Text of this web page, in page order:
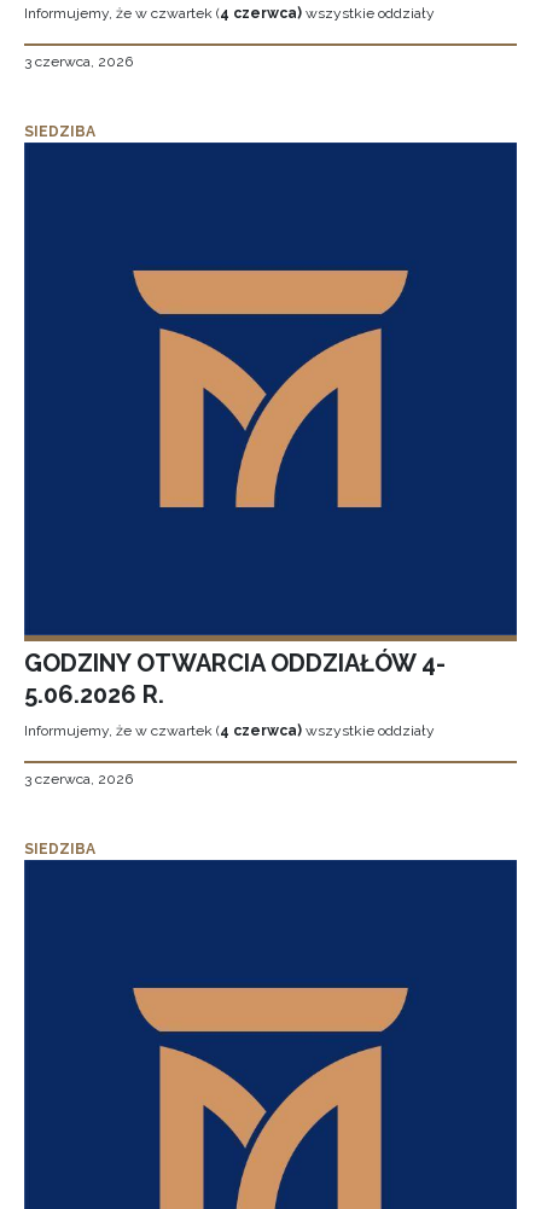
Informujemy, że w czwartek (4 czerwca) wszystkie oddziały
3 czerwca, 2026
SIEDZIBA
GODZINY OTWARCIA ODDZIAŁÓW 4-
5.06.2026 R.
Informujemy, że w czwartek (4 czerwca) wszystkie oddziały
3 czerwca, 2026
SIEDZIBA